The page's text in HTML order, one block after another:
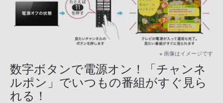
※ 画像はイメージです
数字ボタンで電源オン！「チャンネ
ルポン」でいつもの番組がすぐ見ら
れる！